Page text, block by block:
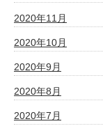
2020年11月
2020年10月
2020年9月
2020年8月
2020年7月